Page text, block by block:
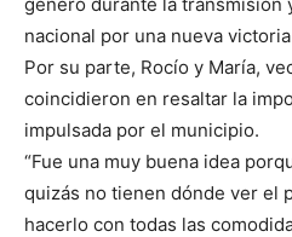
nacional por una nueva
Por su parte, Rocío y María,
coincidieron en resaltar la
impulsada por el municipio.
“Fue una muy buena idea
quizás no tienen dónde ver el
hacerlo con todas las